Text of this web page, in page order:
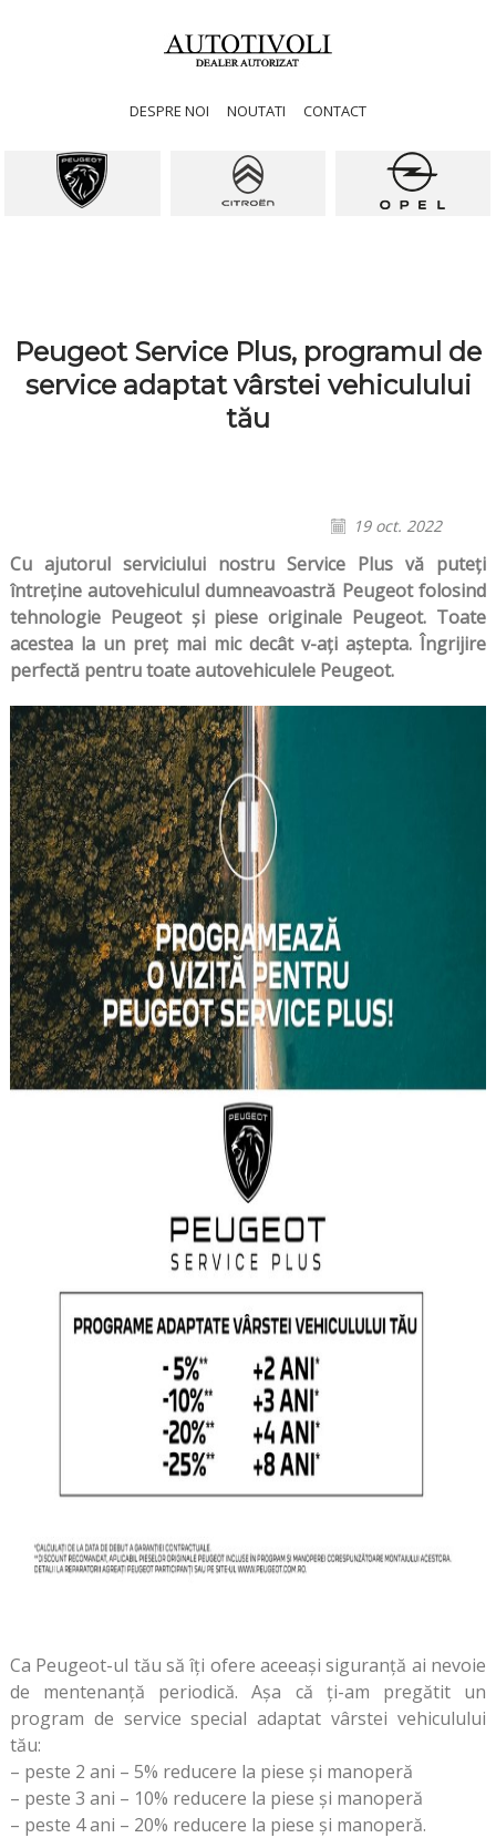
DESPRE NOI NOUTATI CONTACT
Peugeot Service Plus, programul de
service adaptat vârstei vehiculului
tău
19 oct. 2022
Cu ajutorul serviciului nostru Service Plus vă puteți
întreține autovehiculul dumneavoastră Peugeot folosind
tehnologie Peugeot și piese originale Peugeot. Toate
acestea la un preț mai mic decât v-ați aștepta. Îngrijire
perfectă pentru toate autovehiculele Peugeot.
Ca Peugeot-ul tău să îți ofere aceeași siguranță ai nevoie
de mentenanță periodică. Așa că ți-am pregătit un
program de service special adaptat vârstei vehiculului
tău:
– peste 2 ani – 5% reducere la piese și manoperă
– peste 3 ani – 10% reducere la piese și manoperă
– peste 4 ani – 20% reducere la piese și manoperă.